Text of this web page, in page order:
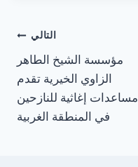
التالي
مؤسسة الشيخ الطاهر
الزاوي الخيرية تقدم
مساعدات إغاثية للنازحين
في المنطقة الغربية